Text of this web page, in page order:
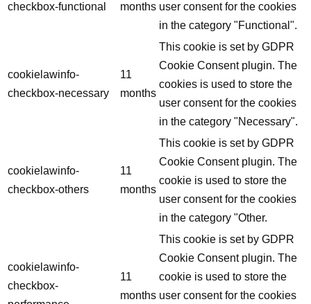
checkbox-functional
months user consent for the cookies
in the category "Functional".
cookielawinfo-
checkbox-necessary
11
months
This cookie is set by GDPR
Cookie Consent plugin. The
cookies is used to store the
user consent for the cookies
in the category "Necessary".
cookielawinfo-
checkbox-others
11
months
This cookie is set by GDPR
Cookie Consent plugin. The
cookie is used to store the
user consent for the cookies
in the category "Other.
cookielawinfo-
checkbox-
11
months
This cookie is set by GDPR
Cookie Consent plugin. The
cookie is used to store the
user consent for the cookies